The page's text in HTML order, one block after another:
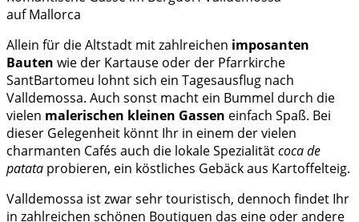
auf Mallorca
Allein für die Altstadt mit zahlreichen imposanten
Bauten wie der Kartause oder der Pfarrkirche
SantBartomeu lohnt sich ein Tagesausflug nach
Valldemossa. Auch sonst macht ein Bummel durch die
vielen malerischen kleinen Gassen einfach Spaß. Bei
dieser Gelegenheit könnt Ihr in einem der vielen
charmanten Cafés auch die lokale Spezialitätcoca de
patata probieren, ein köstliches Gebäck aus Kartoffelteig.
Valldemossa ist zwar sehr touristisch, dennoch findet Ihr
in zahlreichen schönen Boutiquen das eine oder andere